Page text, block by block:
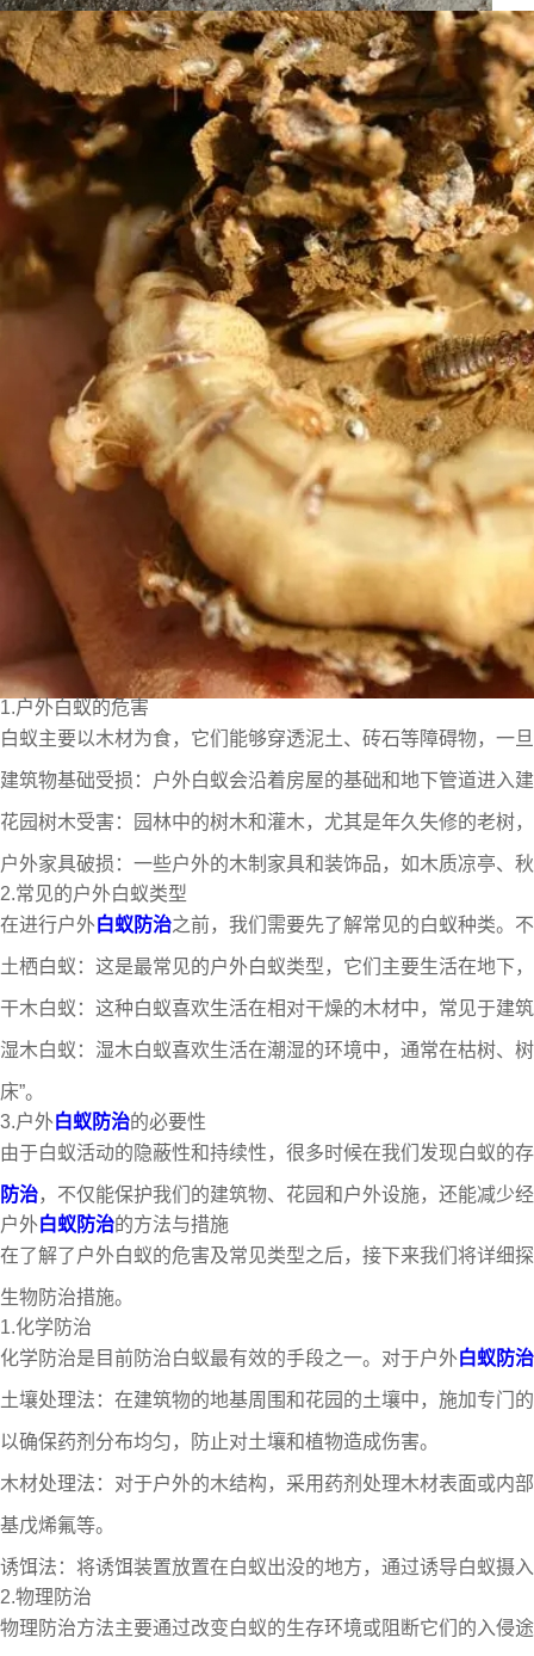
1.户外白蚁的危害
白蚁主要以木材为食，它们能够穿透泥土、砖石等障碍物，一
建筑物基础受损：户外白蚁会沿着房屋的基础和地下管道进入
花园树木受害：园林中的树木和灌木，尤其是年久失修的老树
户外家具破损：一些户外的木制家具和装饰品，如木质凉亭、
2.常见的户外白蚁类型
在进行户外白蚁防治之前，我们需要先了解常见的白蚁种类。
土栖白蚁：这是最常见的户外白蚁类型，它们主要生活在地下
干木白蚁：这种白蚁喜欢生活在相对干燥的木材中，常见于建
湿木白蚁：湿木白蚁喜欢生活在潮湿的环境中，通常在枯树、
床”。
3.户外白蚁防治的必要性
由于白蚁活动的隐蔽性和持续性，很多时候在我们发现白蚁的
防治，不仅能保护我们的建筑物、花园和户外设施，还能减少
户外白蚁防治的方法与措施
在了解了户外白蚁的危害及常见类型之后，接下来我们将详细
生物防治措施。
1.化学防治
化学防治是目前防治白蚁最有效的手段之一。对于户外白蚁防治
土壤处理法：在建筑物的地基周围和花园的土壤中，施加专门
以确保药剂分布均匀，防止对土壤和植物造成伤害。
木材处理法：对于户外的木结构，采用药剂处理木材表面或内
基戊烯氟等。
诱饵法：将诱饵装置放置在白蚁出没的地方，通过诱导白蚁摄
2.物理防治
物理防治方法主要通过改变白蚁的生存环境或阻断它们的入侵